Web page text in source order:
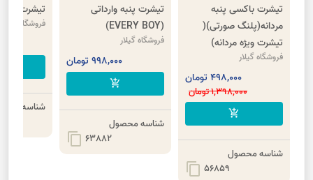
تیشرت باکسی پنبه
مردانه(پلنگ صورتی)(
تیشرت ویژه مردانه)
فروشگاه گیلار
498,000 تومان
1,398,000 تومان
add_shopping_cart
شناسه محصول
56859
content_copy
تیشرت پنبه وارداتی
(EVERY BOY)
فروشگاه گیلار
998,000 تومان
add_shopping_cart
شناسه محصول
63882
content_copy
تیشرت
فروشگاه گیلار
شناسه